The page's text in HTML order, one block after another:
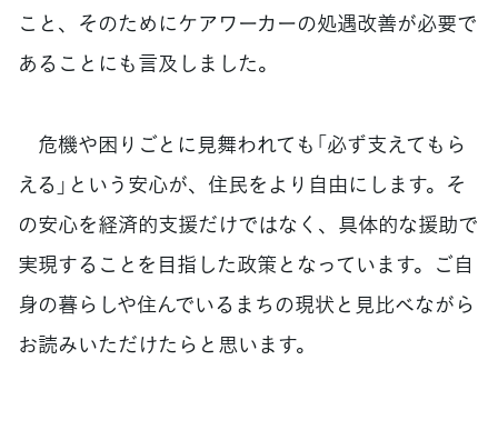
こと、そのためにケアワーカーの処遇改善が必要で
あることにも言及しました。
危機や困りごとに見舞われても「必ず支えてもら
える」という安心が、住民をより自由にします。そ
の安心を経済的支援だけではなく、具体的な援助で
実現することを目指した政策となっています。ご自
身の暮らしや住んでいるまちの現状と見比べながら
お読みいただけたらと思います。